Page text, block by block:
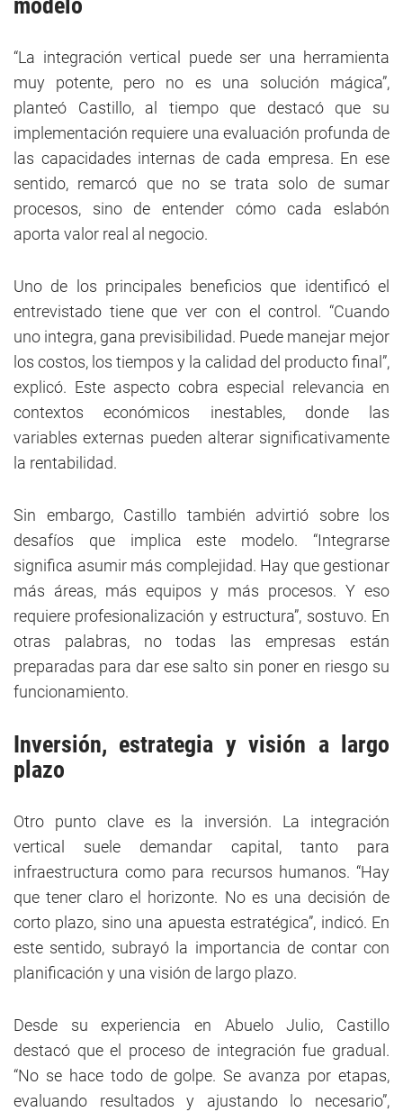
modelo
“La integración vertical puede ser una herramienta
muy potente, pero no es una solución mágica”,
planteó Castillo, al tiempo que destacó que su
implementación requiere una evaluación profunda de
las capacidades internas de cada empresa. En ese
sentido, remarcó que no se trata solo de sumar
procesos, sino de entender cómo cada eslabón
aporta valor real al negocio.
Uno de los principales beneficios que identificó el
entrevistado tiene que ver con el control. “Cuando
uno integra, gana previsibilidad. Puede manejar mejor
los costos, los tiempos y la calidad del producto final”,
explicó. Este aspecto cobra especial relevancia en
contextos económicos inestables, donde las
variables externas pueden alterar significativamente
la rentabilidad.
Sin embargo, Castillo también advirtió sobre los
desafíos que implica este modelo. “Integrarse
significa asumir más complejidad. Hay que gestionar
más áreas, más equipos y más procesos. Y eso
requiere profesionalización y estructura”, sostuvo. En
otras palabras, no todas las empresas están
preparadas para dar ese salto sin poner en riesgo su
funcionamiento.
Inversión, estrategia y visión a largo
plazo
Otro punto clave es la inversión. La integración
vertical suele demandar capital, tanto para
infraestructura como para recursos humanos. “Hay
que tener claro el horizonte. No es una decisión de
corto plazo, sino una apuesta estratégica”, indicó. En
este sentido, subrayó la importancia de contar con
planificación y una visión de largo plazo.
Desde su experiencia en Abuelo Julio, Castillo
destacó que el proceso de integración fue gradual.
“No se hace todo de golpe. Se avanza por etapas,
evaluando resultados y ajustando lo necesario”,